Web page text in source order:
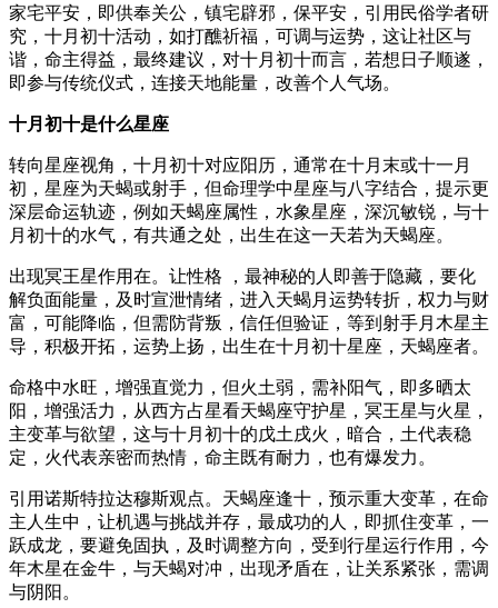
家宅平安，即供奉关公，镇宅辟邪，保平安，引用民俗学者研
究，十月初十活动，如打醮祈福，可调与运势，这让社区与
谐，命主得益，最终建议，对十月初十而言，若想日子顺遂，
即参与传统仪式，连接天地能量，改善个人气场。
十月初十是什么星座
转向星座视角，十月初十对应阳历，通常在十月末或十一月
初，星座为天蝎或射手，但命理学中星座与八字结合，提示更
深层命运轨迹，例如天蝎座属性，水象星座，深沉敏锐，与十
月初十的水气，有共通之处，出生在这一天若为天蝎座。
出现冥王星作用在。让性格 ，最神秘的人即善于隐藏，要化
解负面能量，及时宣泄情绪，进入天蝎月运势转折，权力与财
富，可能降临，但需防背叛，信任但验证，等到射手月木星主
导，积极开拓，运势上扬，出生在十月初十星座，天蝎座者。
命格中水旺，增强直觉力，但火土弱，需补阳气，即多晒太
阳，增强活力，从西方占星看天蝎座守护星，冥王星与火星，
主变革与欲望，这与十月初十的戊土戌火，暗合，土代表稳
定，火代表亲密而热情，命主既有耐力，也有爆发力。
引用诺斯特拉达穆斯观点。天蝎座逢十，预示重大变革，在命
主人生中，让机遇与挑战并存，最成功的人，即抓住变革，一
跃成龙，要避免固执，及时调整方向，受到行星运行作用，今
年木星在金牛，与天蝎对冲，出现矛盾在，让关系紧张，需调
与阴阳。